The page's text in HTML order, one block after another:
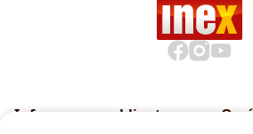
Informace pro klienty O nás